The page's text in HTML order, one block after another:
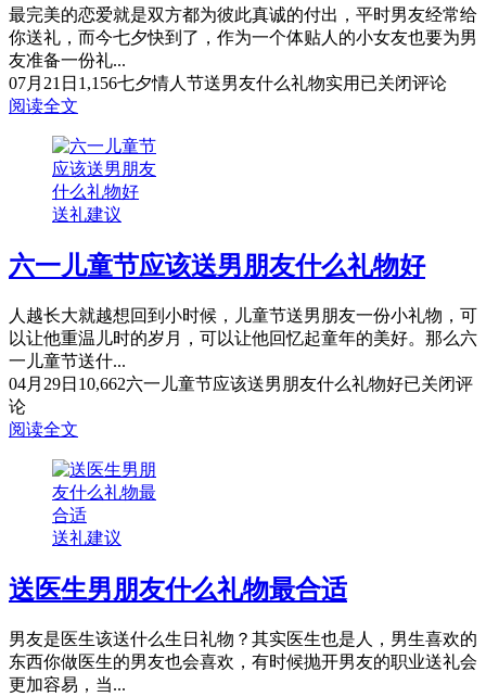
最完美的恋爱就是双方都为彼此真诚的付出，平时男友经常给
你送礼，而今七夕快到了，作为一个体贴人的小女友也要为男
友准备一份礼...
07月21日 1,156七夕情人节送男友什么礼物实用 已关闭评论
阅读全文
送礼建议
六一儿童节应该送男朋友什么礼物好
人越长大就越想回到小时候，儿童节送男朋友一份小礼物，可
以让他重温儿时的岁月，可以让他回忆起童年的美好。那么六
一儿童节送什...
04月29日 10,662六一儿童节应该送男朋友什么礼物好已关闭评
论
阅读全文
送礼建议
送医生男朋友什么礼物最合适
男友是医生该送什么生日礼物？其实医生也是人，男生喜欢的
东西你做医生的男友也会喜欢，有时候抛开男友的职业送礼会
更加容易，当...